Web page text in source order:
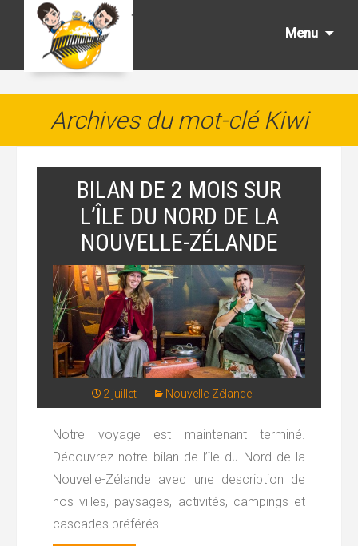
Menu
Archives du mot-clé Kiwi
BILAN DE 2 MOIS SUR
L’ÎLE DU NORD DE LA
NOUVELLE-ZÉLANDE
2 juillet Nouvelle-Zélande
Notre voyage est maintenant terminé.
Découvrez notre bilan de l’île du Nord de la
Nouvelle-Zélande avec une description de
nos villes, paysages, activités, campings et
cascades préférés.